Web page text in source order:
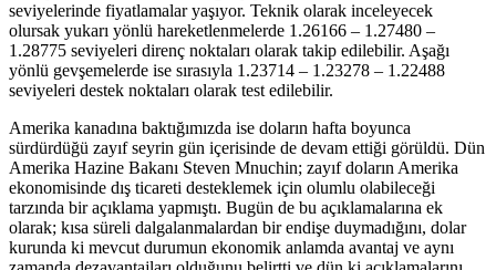
seviyelerinde fiyatlamalar yaşıyor. Teknik olarak inceleyecek
olursak yukarı yönlü hareketlenmelerde 1.26166 – 1.27480 –
1.28775 seviyeleri direnç noktaları olarak takip edilebilir. Aşağı
yönlü gevşemelerde ise sırasıyla 1.23714 – 1.23278 – 1.22488
seviyeleri destek noktaları olarak test edilebilir.
Amerika kanadına baktığımızda ise doların hafta boyunca
sürdürdüğü zayıf seyrin gün içerisinde de devam ettiği görüldü. Dün
Amerika Hazine Bakanı Steven Mnuchin; zayıf doların Amerika
ekonomisinde dış ticareti desteklemek için olumlu olabileceği
tarzında bir açıklama yapmıştı. Bugün de bu açıklamalarına ek
olarak; kısa süreli dalgalanmalardan bir endişe duymadığını, dolar
kurunda ki mevcut durumun ekonomik anlamda avantaj ve aynı